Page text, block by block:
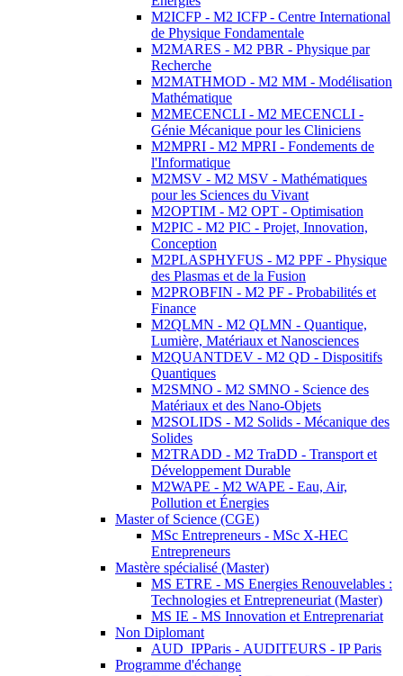
M2ICFP - M2 ICFP - Centre International
de Physique Fondamentale
M2MARES - M2 PBR - Physique par
Recherche
M2MATHMOD - M2 MM - Modélisation
Mathématique
M2MECENCLI - M2 MECENCLI -
Génie Mécanique pour les Cliniciens
M2MPRI - M2 MPRI - Fondements de
l'Informatique
M2MSV - M2 MSV - Mathématiques
pour les Sciences du Vivant
M2OPTIM - M2 OPT - Optimisation
M2PIC - M2 PIC - Projet, Innovation,
Conception
M2PLASPHYFUS - M2 PPF - Physique
des Plasmas et de la Fusion
M2PROBFIN - M2 PF - Probabilités et
Finance
M2QLMN - M2 QLMN - Quantique,
Lumière, Matériaux et Nanosciences
M2QUANTDEV - M2 QD - Dispositifs
Quantiques
M2SMNO - M2 SMNO - Science des
Matériaux et des Nano-Objets
M2SOLIDS - M2 Solids - Mécanique des
Solides
M2TRADD - M2 TraDD - Transport et
Développement Durable
M2WAPE - M2 WAPE - Eau, Air,
Pollution et Énergies
Master of Science (CGE)
MSc Entrepreneurs - MSc X-HEC
Entrepreneurs
Mastère spécialisé (Master)
MS ETRE - MS Energies Renouvelables :
Technologies et Entrepreneuriat (Master)
MS IE - MS Innovation et Entreprenariat
Non Diplomant
AUD_IPParis - AUDITEURS - IP Paris
Programme d'échange